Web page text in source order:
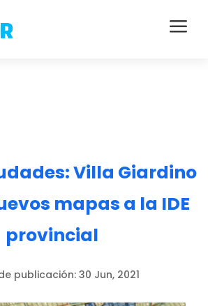
a
Villa Giardino
mapas a la IDE
provincial
publicación:30 Jun, 2021